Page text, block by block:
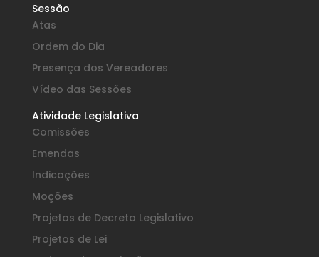
Sessão
Atas
Ordem do Dia
Presença dos Vereadores
Vídeo das Sessões
Atividade Legislativa
Comissões
Emendas
Indicações
Moções
Projetos de Decreto Legislativo
Projetos de Lei